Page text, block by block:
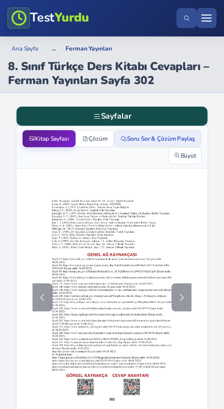
TestYurdu
Ana Sayfa › ... › Ferman Yayınları
8. Sınıf Türkçe Ders Kitabı Cevapları –
Ferman Yayınları Sayfa 302
Sayfalar
Kitap Sayfası Çözüm Soru Sor & Çözüm Paylaş
Büyüt